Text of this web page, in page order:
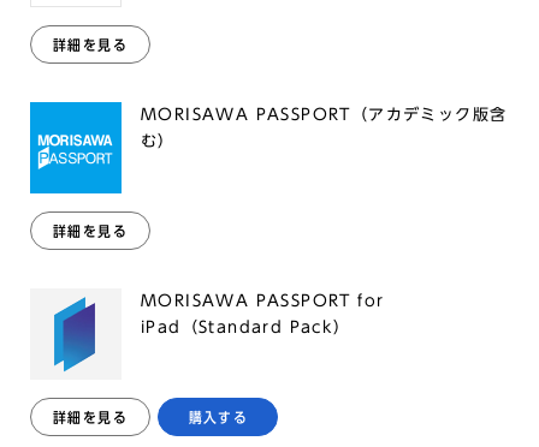
詳細を見る
MORISAWA PASSPORT（アカデミック版含
む）
詳細を見る
MORISAWA PASSPORT for
iPad（Standard Pack）
詳細を見る 購入する